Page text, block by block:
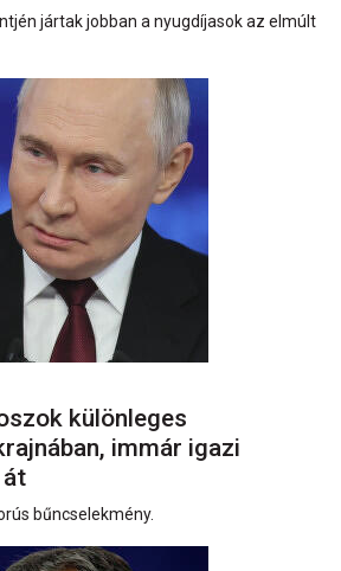
jártak jobban a nyugdíjasok az elmúlt
különleges
immár igazi
át
bűncselekmény.